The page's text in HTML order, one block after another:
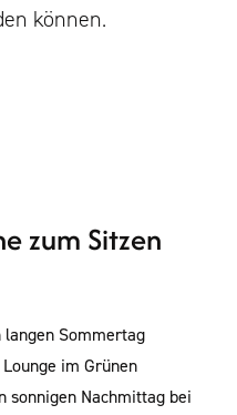
können.
zum Sitzen
langen Sommertag
im Grünen
sonnigen Nachmittag bei